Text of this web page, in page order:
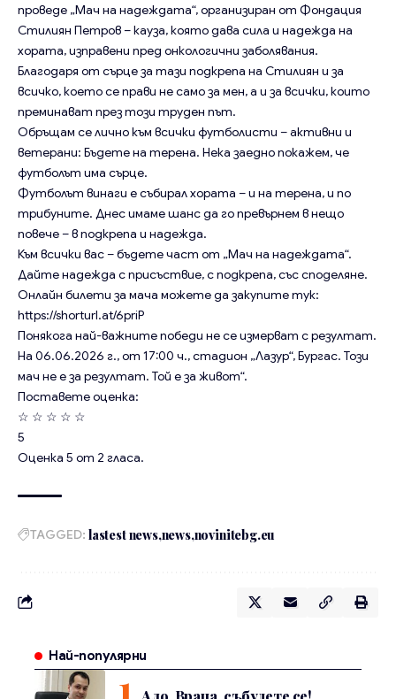
проведе „Мач на надеждата“, организиран от Фондация
Стилиян Петров – кауза, която дава сила и надежда на
хората, изправени пред онкологични заболявания.
Благодаря от сърце за тази подкрепа на Стилиян и за
всичко, което се прави не само за мен, а и за всички, които
преминават през този труден път.
Обръщам се лично към всички футболисти – активни и
ветерани: Бъдете на терена. Нека заедно покажем, че
футболът има сърце.
Футболът винаги е събирал хората – и на терена, и по
трибуните. Днес имаме шанс да го превърнем в нещо
повече – в подкрепа и надежда.
Към всички вас – бъдете част от „Мач на надеждата“.
Дайте надежда с присъствие, с подкрепа, със споделяне.
Онлайн билети за мача можете да закупите тук:
https://shorturl.at/6priP
Понякога най-важните победи не се измерват с резултат.
На 06.06.2026 г., от 17:00 ч., стадион „Лазур“, Бургас. Този
мач не е за резултат. Той е за живот“.
Поставете оценка:
☆ ☆ ☆ ☆ ☆
5
Оценка 5 от 2 гласа.
TAGGED: lastest news news novinitebg.eu
Най-популярни